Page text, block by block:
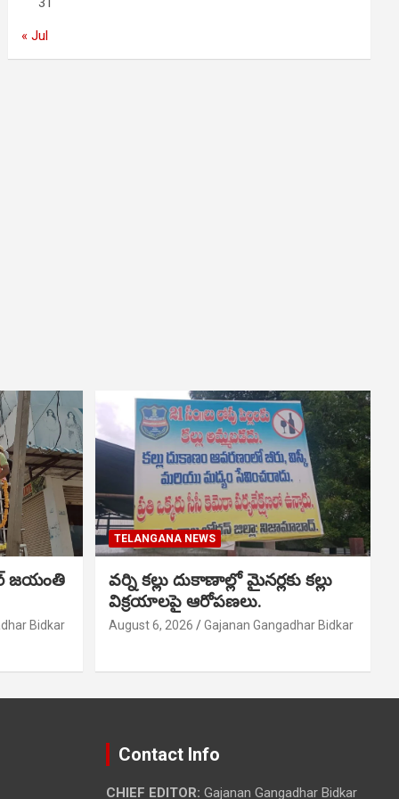
« Jul
జయంతి
Bidkar
TELANGANA NEWS
వర్ని కల్లు దుకాణాల్లో మైనర్లకు కల్లు
విక్రయాలపై ఆరోపణలు.
August 6, 2026 Gajanan Gangadhar Bidkar
Contact Info
CHIEF EDITOR: Gajanan Gangadhar Bidkar